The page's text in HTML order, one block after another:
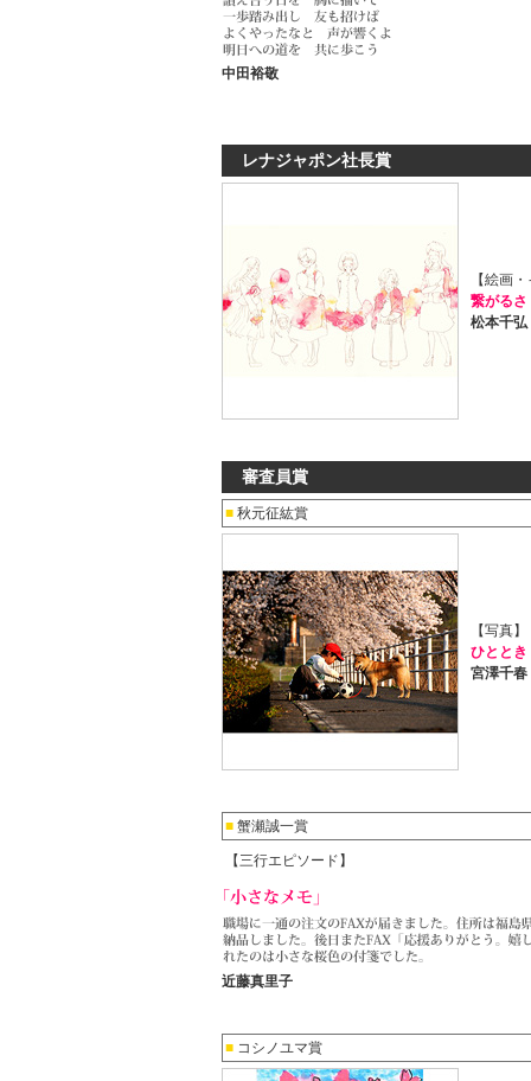
中田裕敬
レナジャポン社長賞
【絵画
繋がるさ
松本千弘
審査員賞
■ 秋元征紘賞
【写真】
ひととき
宮澤千春
■ 蟹瀬誠一賞
【三行エピソード】
近藤真里子
■ コシノユマ賞